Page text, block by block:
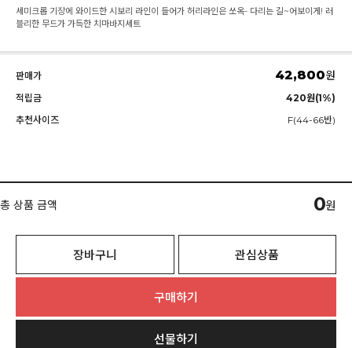
세미크롭 기장에 와이드한 시보리 라인이 들어가 허리라인은 쏘옥- 다리는 길~어보이게! 러
블리한 무드가 가득한 치마바지세트
판매가 42,800원
적립금
420원(1%)
추천사이즈
F(44-66반)
총 상품 금액 0원
장바구니 관심상품
구매하기
선물하기